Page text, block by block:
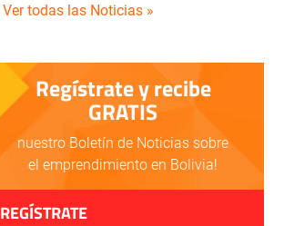
Ver todas las Noticias »
Regístrate y recibe
GRATIS
nuestro Boletín de Noticias sobre
el emprendimiento en Bolivia!
REGÍSTRATE